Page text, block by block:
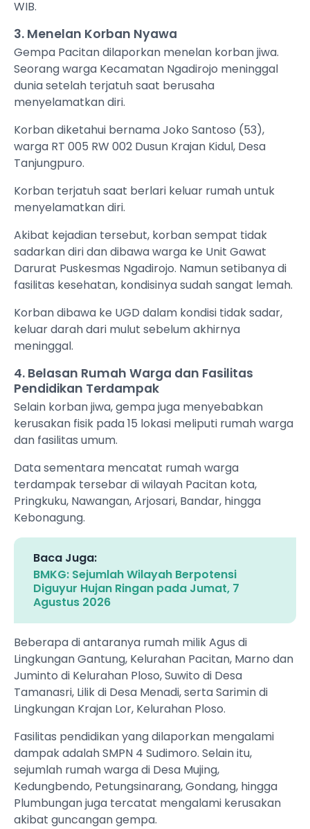
WIB.
3. Menelan Korban Nyawa
Gempa Pacitan dilaporkan menelan korban jiwa.
Seorang warga Kecamatan Ngadirojo meninggal
dunia setelah terjatuh saat berusaha
menyelamatkan diri.
Korban diketahui bernama Joko Santoso (53),
warga RT 005 RW 002 Dusun Krajan Kidul, Desa
Tanjungpuro.
Korban terjatuh saat berlari keluar rumah untuk
menyelamatkan diri.
Akibat kejadian tersebut, korban sempat tidak
sadarkan diri dan dibawa warga ke Unit Gawat
Darurat Puskesmas Ngadirojo. Namun setibanya di
fasilitas kesehatan, kondisinya sudah sangat lemah.
Korban dibawa ke UGD dalam kondisi tidak sadar,
keluar darah dari mulut sebelum akhirnya
meninggal.
4. Belasan Rumah Warga dan Fasilitas
Pendidikan Terdampak
Selain korban jiwa, gempa juga menyebabkan
kerusakan fisik pada 15 lokasi meliputi rumah warga
dan fasilitas umum.
Data sementara mencatat rumah warga
terdampak tersebar di wilayah Pacitan kota,
Pringkuku, Nawangan, Arjosari, Bandar, hingga
Kebonagung.
Baca Juga:
BMKG: Sejumlah Wilayah Berpotensi
Diguyur Hujan Ringan pada Jumat, 7
Agustus 2026
Beberapa di antaranya rumah milik Agus di
Lingkungan Gantung, Kelurahan Pacitan, Marno dan
Juminto di Kelurahan Ploso, Suwito di Desa
Tamanasri, Lilik di Desa Menadi, serta Sarimin di
Lingkungan Krajan Lor, Kelurahan Ploso.
Fasilitas pendidikan yang dilaporkan mengalami
dampak adalah SMPN 4 Sudimoro. Selain itu,
sejumlah rumah warga di Desa Mujing,
Kedungbendo, Petungsinarang, Gondang, hingga
Plumbungan juga tercatat mengalami kerusakan
akibat guncangan gempa.